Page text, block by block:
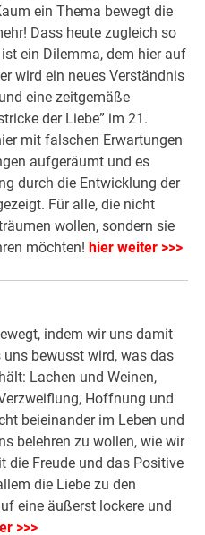
ein Thema bewegt die
Dass heute zugleich so
ein Dilemma, dem hier auf
wird ein neues Verständnis
eine zeitgemäße
der Liebe” im 21.
mit falschen Erwartungen
aufgeräumt und es
durch die Entwicklung der
Für alle, die nicht
wollen, sondern sie
möchten! hier weiter >>>
indem wir uns damit
bewusst wird, was das
Lachen und Weinen,
Hoffnung und
beieinander im Leben und
belehren zu wollen, wie wir
die Freude und das Positive
die Liebe zu den
eine äußerst lockere und
>>>